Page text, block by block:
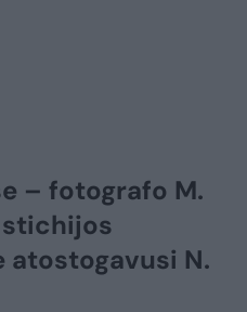
– fotografo M.
N.